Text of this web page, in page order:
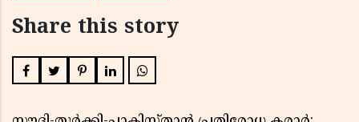
Share this story